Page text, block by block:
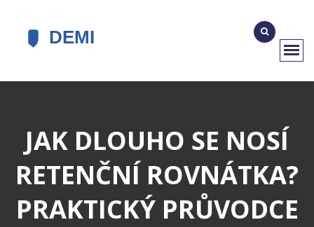
JAK DLOUHO SE NOSÍ
RETENČNÍ ROVNÁTKA?
PRAKTICKÝ PRŮVODCE